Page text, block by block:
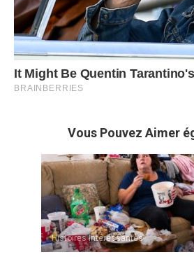
Vous Pouvez Aimer
Histoires Intéressantes